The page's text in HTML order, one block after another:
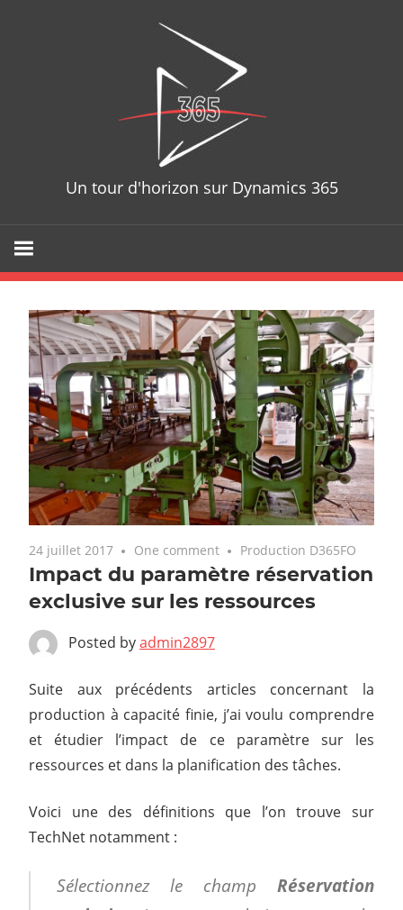
Un tour d'horizon sur Dynamics 365
24 juillet 2017 One comment Production D365FO
Impact du paramètre réservation
exclusive sur les ressources
Posted byadmin2897
Suite aux précédents articles concernant la
production à capacité finie, j’ai voulu comprendre
et étudier l’impact de ce paramètre sur les
ressources et dans la planification des tâches.
Voici une des définitions que l’on trouve sur
TechNet notamment :
Sélectionnez le champ Réservation